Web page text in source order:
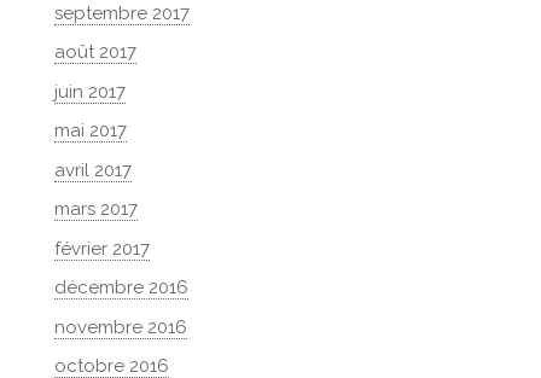
septembre 2017
août 2017
juin 2017
mai 2017
avril 2017
mars 2017
février 2017
décembre 2016
novembre 2016
octobre 2016